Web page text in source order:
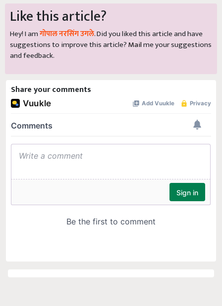
Like this article?
Hey! I amगोपाल नरसिंग उगले. Did you liked this article and have
suggestions to improve this article?Mailme your suggestions
and feedback.
Share your comments